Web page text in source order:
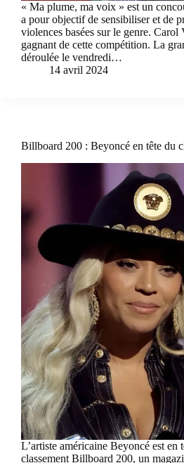
« Ma plume, ma voix » est un
a pour objectif de sensibiliser et de
violences basées sur le genre.
gagnant de cette compétition. La
déroulée le vendredi…
14 avril 2024
Billboard 200 : Beyoncé en tête du
L’artiste américaine Beyoncé est en
classement Billboard 200, un